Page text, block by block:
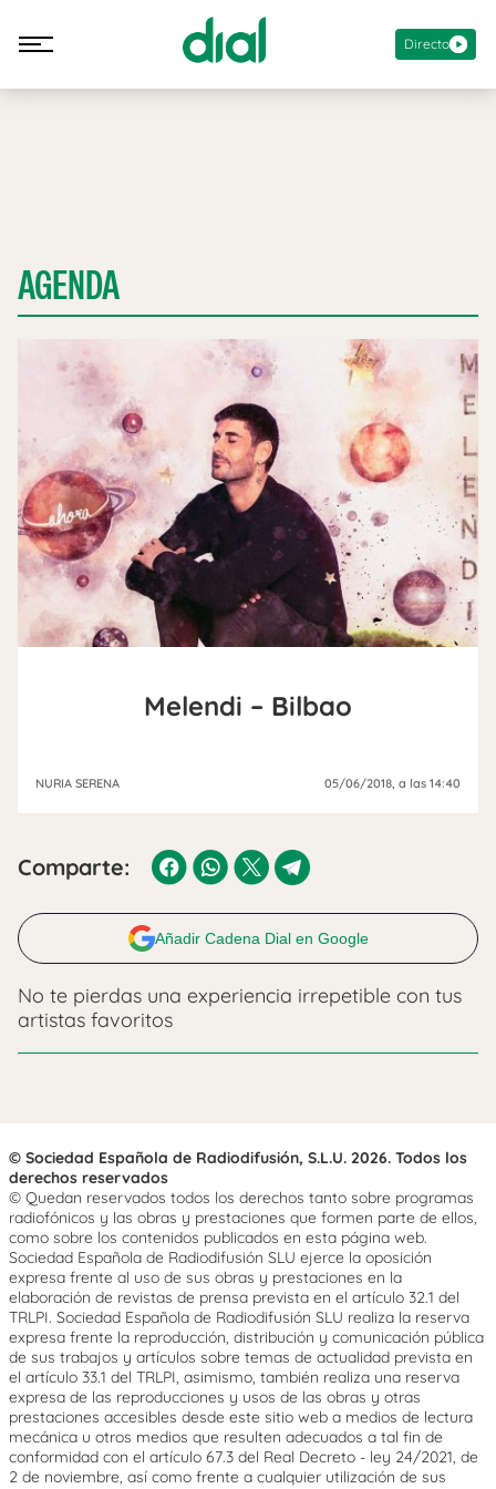
Directo
AGENDA
Melendi – Bilbao
NURIA SERENA 05/06/2018 , a las 14:40
Comparte:
Añadir Cadena Dial en Google
No te pierdas una experiencia irrepetible con tus
artistas favoritos
© Sociedad Española de Radiodifusión, S.L.U. 2026. Todos los
derechos reservados
© Quedan reservados todos los derechos tanto sobre programas
radiofónicos y las obras y prestaciones que formen parte de ellos,
como sobre los contenidos publicados en esta página web.
Sociedad Española de Radiodifusión SLU ejerce la oposición
expresa frente al uso de sus obras y prestaciones en la
elaboración de revistas de prensa prevista en el artículo 32.1 del
TRLPI. Sociedad Española de Radiodifusión SLU realiza la reserva
expresa frente la reproducción, distribución y comunicación pública
de sus trabajos y artículos sobre temas de actualidad prevista en
el artículo 33.1 del TRLPI, asimismo, también realiza una reserva
expresa de las reproducciones y usos de las obras y otras
prestaciones accesibles desde este sitio web a medios de lectura
mecánica u otros medios que resulten adecuados a tal fin de
conformidad con el artículo 67.3 del Real Decreto - ley 24/2021, de
2 de noviembre, así como frente a cualquier utilización de sus